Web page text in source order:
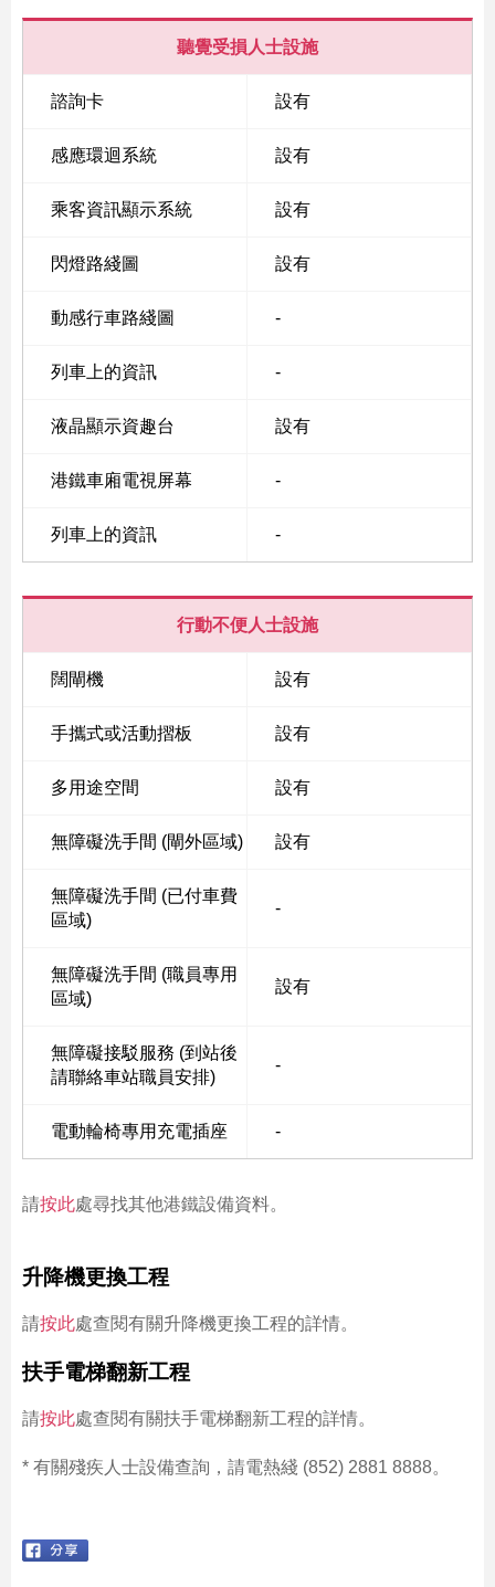
聽覺受損人士設施
諮詢卡 設有
感應環迴系統 設有
乘客資訊顯示系統 設有
閃燈路綫圖 設有
動感行車路綫圖 -
列車上的資訊 -
液晶顯示資趣台 設有
港鐵車廂電視屏幕 -
列車上的資訊 -
行動不便人士設施
闊閘機 設有
手攜式或活動摺板 設有
多用途空間 設有
無障礙洗手間 (閘外區域) 設有
無障礙洗手間 (已付車費
區域)
-
無障礙洗手間 (職員專用
區域)
設有
無障礙接駁服務 (到站後
請聯絡車站職員安排)
-
電動輪椅專用充電插座 -
請按此處尋找其他港鐵設備資料。
升降機更換工程
請按此處查閱有關升降機更換工程的詳情。
扶手電梯翻新工程
請按此處查閱有關扶手電梯翻新工程的詳情。
* 有關殘疾人士設備查詢，請電熱綫 (852) 2881 8888。